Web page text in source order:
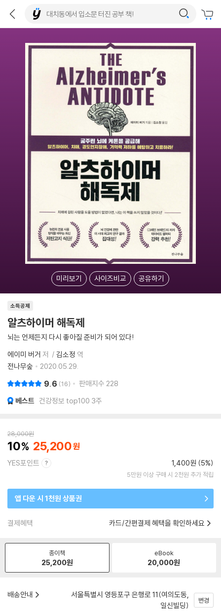
미리보기 사이즈비교 공유하기
소득공제
알츠하이머 해독제
뇌는 언제든지 다시 좋아질 준비가 되어 있다!
에이미 버거 저 김소정 역
전나무숲
2020.05.29.
9.6 16 판매지수 228
베스트 건강정보 top100 3주
28,000원
10 25,200
YES포인트 1,400원 (5%)
5만원 이상 구매 시 2천원 추가 적립
앱 다운 시 1천원 상품권
결제혜택 카드/간편결제 혜택을 확인하세요
종이책
25,200원
eBook
20,000원
배송안내
서울특별시 영등포구 은행로 11(여의도동,
일신빌딩)
변경